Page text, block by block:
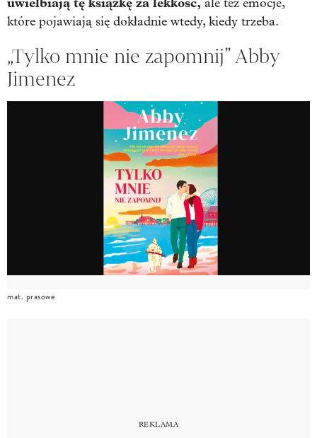
ale też emocje,
które pojawiają się dokładnie wtedy, kiedy trzeba.
„Tylko mnie nie zapomnij” Abby
Jimenez
mat. prasowe